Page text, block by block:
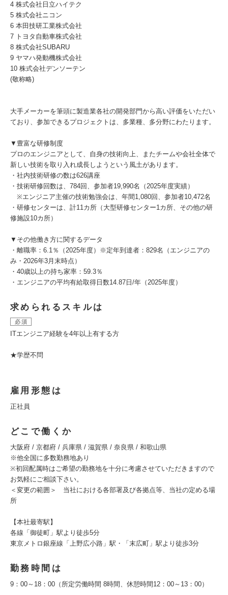
4 株式会社日立ハイテク
5 株式会社ニコン
6 本田技研工業株式会社
7 トヨタ自動車株式会社
8 株式会社SUBARU
9 ヤマハ発動機株式会社
10 株式会社デンソーテン
(敬称略)
大手メーカーを筆頭に製造業各社の開発部門から高い評価をいただい
ており、参加できるプロジェクトは、多業種、多分野にわたります。
▼豊富な研修制度
プロのエンジニアとして、自身の技術向上、またチームや会社全体で
新しい技術を取り入れ成長しようという風土があります。
・社内技術研修の数は626講座
・技術研修回数は、784回、参加者19,990名（2025年度実績）
※エンジニア主催の技術勉強会は、年間1,080回、参加者10,472名
・研修センターは、計11カ所（大型研修センター1カ所、その他の研
修施設10カ所）
▼その他働き方に関するデータ
・離職率：6.1％（2025年度）※定年到達者：829名（エンジニアの
み・2026年3月末時点）
・40歳以上の持ち家率：59.3％
・エンジニアの平均有給取得日数14.87日/年（2025年度）
求められるスキルは
必須
ITエンジニア経験を4年以上有する方
★学歴不問
雇用形態は
正社員
どこで働くか
大阪府 / 京都府 / 兵庫県 / 滋賀県 / 奈良県 / 和歌山県
※他全国に多数勤務地あり
※初回配属時はご希望の勤務地を十分に考慮させていただきますので
お気軽にご相談下さい。
＜変更の範囲＞ 当社における各部署及び各拠点等、当社の定める場
所
【本社最寄駅】
各線「御徒町」駅より徒歩5分
東京メトロ銀座線「上野広小路」駅・「末広町」駅より徒歩3分
勤務時間は
9：00～18：00（所定労働時間 8時間、休憩時間12：00～13：00）